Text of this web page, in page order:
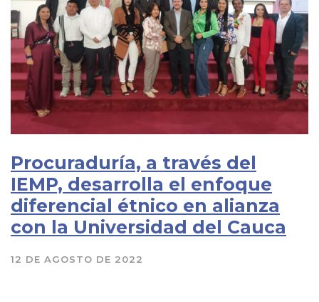
Procuraduría, a través del
IEMP, desarrolla el enfoque
diferencial étnico en alianza
con la Universidad del Cauca
12 DE AGOSTO DE 2022